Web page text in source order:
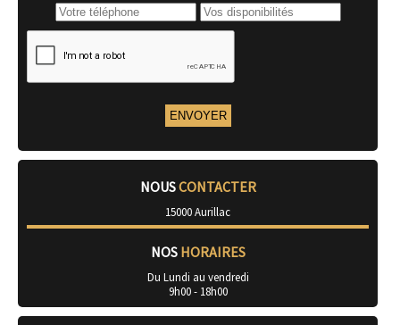
NOUSCONTACTER
15000 Aurillac
NOS HORAIRES
Du Lundi au vendredi
9h00 - 18h00